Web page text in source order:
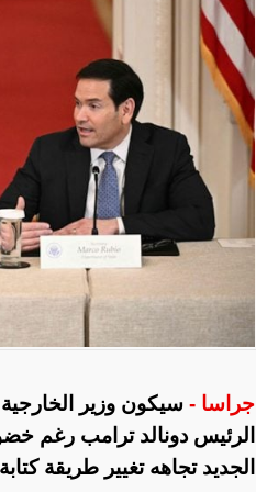
جراسا - سيكون وزير الخارجية
الرئيس دونالد ترامب رغم
الجديد تجاهه تغيير طريقة